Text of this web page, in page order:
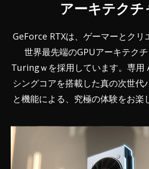
アーキテクチ
GeForce RTXは、ゲーマーとクリ
世界最先端のGPUアーキテク
Turingｗを採用しています。専用
シングコアを搭載した真の次世代
と機能による、究極の体験をお楽